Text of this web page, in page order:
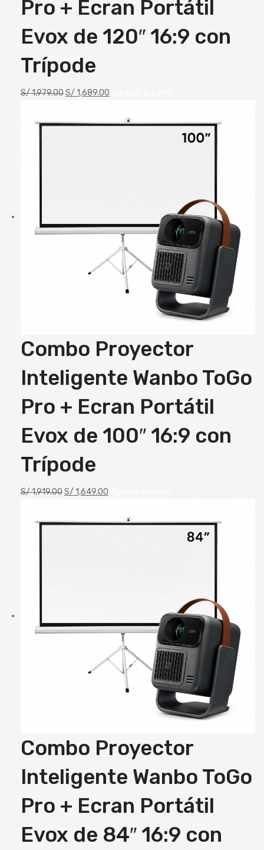
Pro + Ecran Portátil
Evox de 120″ 16:9 con
Trípode
S/1,979.00S/ 1,689.00
Combo Proyector
Inteligente Wanbo ToGo
Pro + Ecran Portátil
Evox de 100″ 16:9 con
Trípode
S/1,919.00S/ 1,649.00
Combo Proyector
Inteligente Wanbo ToGo
Pro + Ecran Portátil
Evox de 84″ 16:9 con